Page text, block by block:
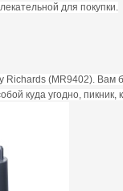
для покупки.
Richards (MR9402).
куда угодно,